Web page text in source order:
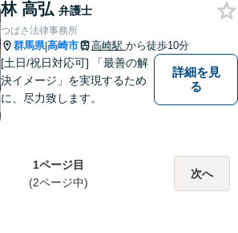
林 高弘 弁護士
つばさ法律事務所
群馬県|高崎市 高崎駅 から徒歩10分
[土日/祝日対応可] 「最善の解
決イメージ」を実現するため
に、尽力致します。
詳細を見
る
1ページ目
(2ページ中)
次へ